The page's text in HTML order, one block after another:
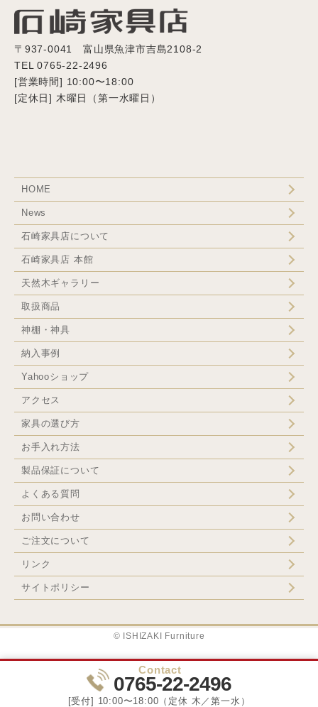
〒937-0041 富山県魚津市吉島2108-2
TEL 0765-22-2496
[営業時間] 10:00〜18:00
[定休日] 木曜日（第一水曜日）
HOME
News
石崎家具店について
石崎家具店 本館
天然木ギャラリー
取扱商品
神棚・神具
納入事例
Yahooショップ
アクセス
家具の選び方
お手入れ方法
製品保証について
よくある質問
お問い合わせ
ご注文について
リンク
サイトポリシー
© ISHIZAKI Furniture
Contact
0765-22-2496
[受付] 10:00〜18:00（定休 木／第一水）